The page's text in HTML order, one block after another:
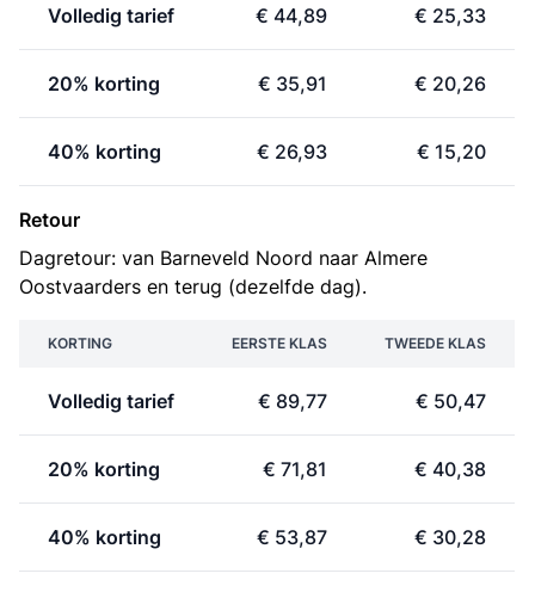
Volledig tarief € 44,89 € 25,33
20% korting € 35,91 € 20,26
40% korting € 26,93 € 15,20
Retour
Dagretour: van Barneveld Noord naar Almere
Oostvaarders en terug (dezelfde dag).
KORTING EERSTE KLAS TWEEDE KLAS
Volledig tarief € 89,77 € 50,47
20% korting € 71,81 € 40,38
40% korting € 53,87 € 30,28